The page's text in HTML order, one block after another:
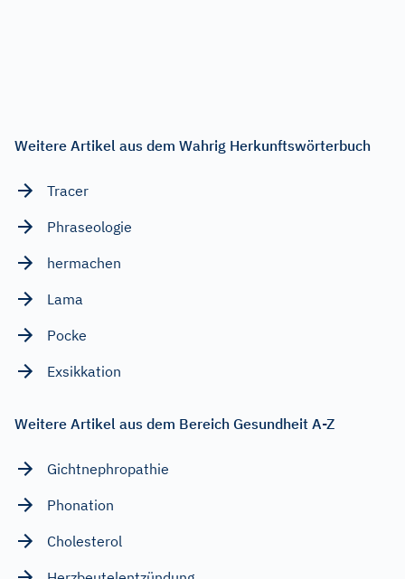
Weitere Artikel aus dem Wahrig Herkunftswörterbuch
Tracer
Phraseologie
hermachen
Lama
Pocke
Exsikkation
Weitere Artikel aus dem Bereich Gesundheit A-Z
Gichtnephropathie
Phonation
Cholesterol